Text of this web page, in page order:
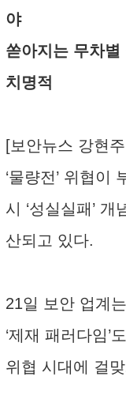
야
쏟아지는 무차별
치명적
[보안뉴스 강현
‘물량전’ 위협이
시 ‘성실실패’
산되고 있다.
21일 보안 업계
‘제재 패러다임’
위협 시대에 걸